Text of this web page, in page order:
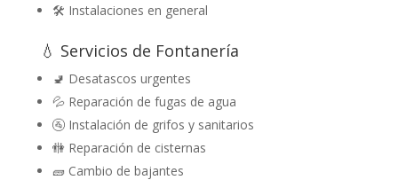
🛠️ Instalaciones en general
💧 Servicios de Fontanería
🚽 Desatascos urgentes
💦 Reparación de fugas de agua
🚰 Instalación de grifos y sanitarios
🚻 Reparación de cisternas
🧱 Cambio de bajantes